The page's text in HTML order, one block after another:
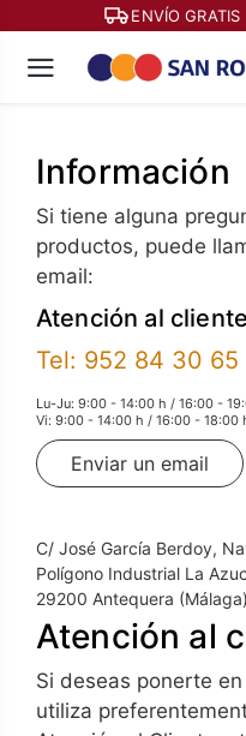
ENVÍO
Información
Si tiene alguna
productos, puede
email:
Atención al cliente
Tel: 952 84 30 65
Lu-Ju: 9:00 - 14:00 h / 16:00 -
Vi: 9:00 - 14:00 h / 16:00 - 18:00
Enviar un email
C/ José García Berdoy,
Polígono Industrial La
29200 Antequera (Málaga)
Atención al
Si deseas ponerte
utiliza